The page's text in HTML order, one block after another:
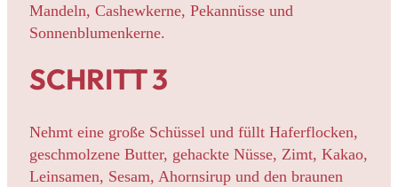
Mandeln, Cashewkerne, Pekannüsse und
Sonnenblumenkerne.
SCHRITT 3
Nehmt eine große Schüssel und füllt Haferflocken,
geschmolzene Butter, gehackte Nüsse, Zimt, Kakao,
Leinsamen, Sesam, Ahornsirup und den braunen